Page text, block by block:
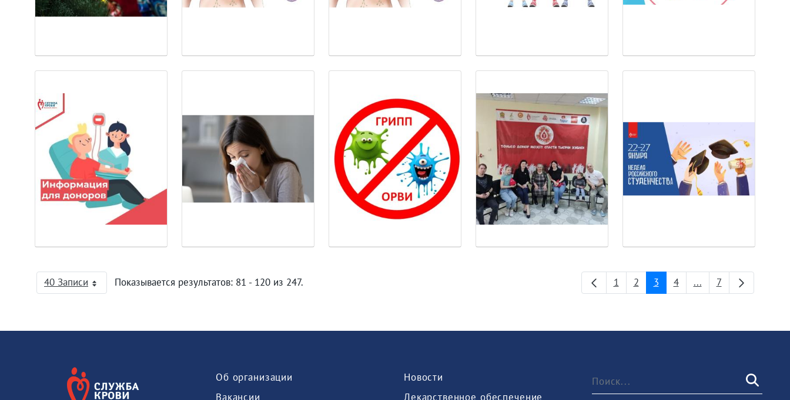
40 ЗаписиНа страницуПоказывается результатов: 81 - 120 из 247. Страница
1 Страница
2 Страница
3 Страница
4 ...Промежуточные
Страница
7
Об организации
Вакансии
Новости
Лекарственное обеспечение